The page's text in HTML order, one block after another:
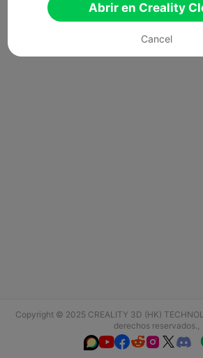
Copyright © 2025 CREALITY 3D (HK)
derechos reservados.,
  
Abrir en Creality
Cancel